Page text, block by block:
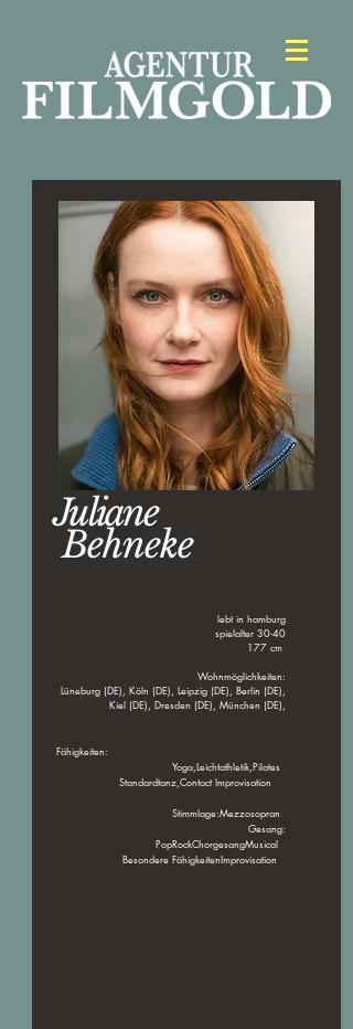
Juliane
Behneke
lebt in hamburg
spielalter 30-40
177 cm
Wohnmöglichkeiten:
Lüneburg (DE), Köln (DE), Leipzig (DE), Berlin (DE),
Kiel (DE), Dresden (DE), München (DE),
Fähigkeiten:
Yoga,Leichtathletik,Pilates
Standardtanz,Contact Improvisation
Stimmlage:Mezzosopran
Gesang:
PopRockChorgesangMusical
Besondere FähigkeitenImprovisation